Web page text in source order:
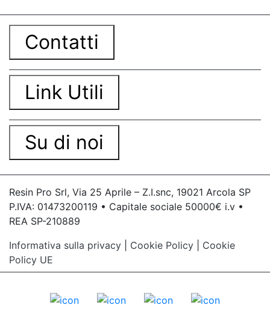
Contatti
Link Utili
Su di noi
Resin Pro Srl, Via 25 Aprile – Z.I.snc, 19021 Arcola SP
P.IVA: 01473200119 • Capitale sociale 50000€ i.v •
REA SP-210889
Informativa sulla privacy
Cookie Policy
Cookie
Policy UE